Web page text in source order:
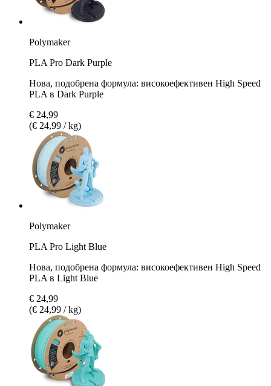
Polymaker
PLA Pro Dark Purple
Нова, подобрена формула: високоефективен High Speed
PLA в Dark Purple
€ 24,99
(€ 24,99 / kg)
Polymaker
PLA Pro Light Blue
Нова, подобрена формула: високоефективен High Speed
PLA в Light Blue
€ 24,99
(€ 24,99 / kg)